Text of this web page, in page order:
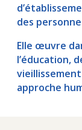
des
Elle œuvre
l’éducation,
approche